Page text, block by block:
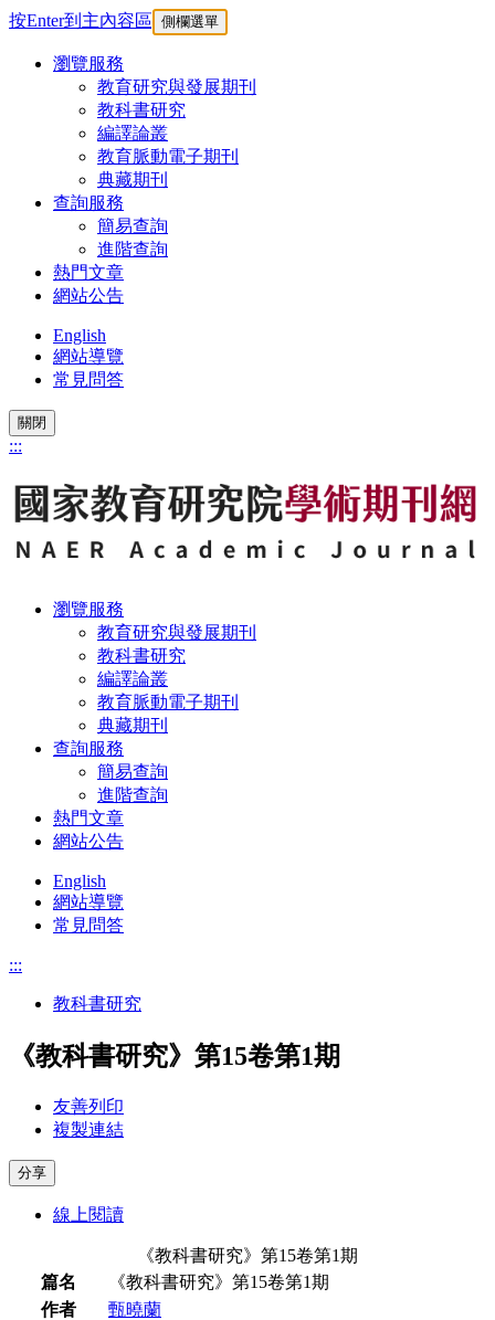
按Enter到主內容區 側欄選單
瀏覽服務
教育研究與發展期刊
教科書研究
編譯論叢
教育脈動電子期刊
典藏期刊
查詢服務
簡易查詢
進階查詢
熱門文章
網站公告
English
網站導覽
常見問答
關閉
:::
瀏覽服務
教育研究與發展期刊
教科書研究
編譯論叢
教育脈動電子期刊
典藏期刊
查詢服務
簡易查詢
進階查詢
熱門文章
網站公告
English
網站導覽
常見問答
:::
教科書研究
《教科書研究》第15卷第1期
友善列印
複製連結
分享
線上閱讀
《教科書研究》第15卷第1期
篇名
《教科書研究》第15卷第1期
作者
甄曉蘭